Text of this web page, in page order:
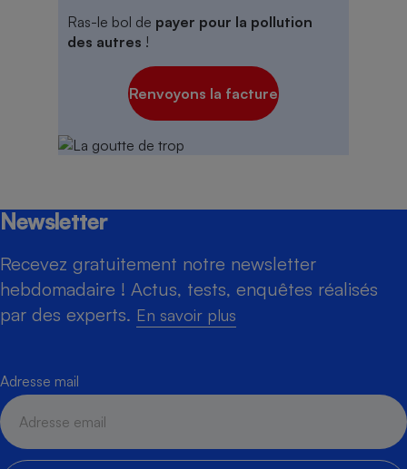
Ras-le bol de payer pour la pollution
des autres !
Renvoyons la facture
Newsletter
Recevez gratuitement notre newsletter
hebdomadaire ! Actus, tests, enquêtes réalisés
par des experts. En savoir plus
Adresse mail